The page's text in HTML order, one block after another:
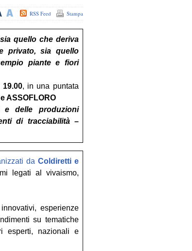
Stampa
RSS Feed
quello che deriva
privato, sia quello
piante e fiori
, in una puntata
ASSOFLORO
delle produzioni
di tracciabilità –
daColdiretti e
legati al vivaismo,
esperienze
su tematiche
esperti, nazionali e